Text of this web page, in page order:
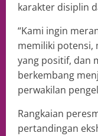
karakter disiplin
“Kami ingin
memiliki potensi,
yang positif, dan
berkembang
perwakilan
Rangkaian
pertandingan